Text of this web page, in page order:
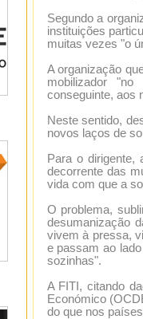
Segundo a
instituições
muitas vezes "o
A organização
mobilizador
conseguinte, aos
Neste sentido,
novos laços de
Para o dirigente,
decorrente das
vida com que a
O problema,
desumanização
vivem à pressa,
e passam ao
sozinhas".
A FITI, citando
Económico
do que nos